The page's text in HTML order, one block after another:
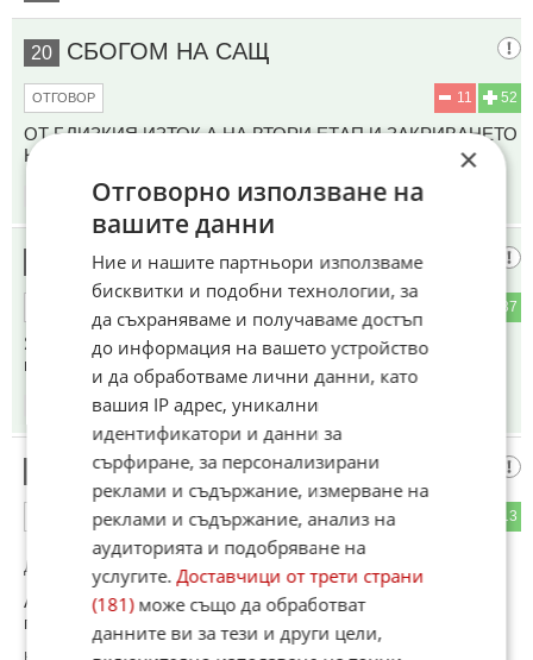
20 СБОГОМ НА САЩ
52
11
ОТГОВОР
ОТ БЛИЗКИЯ ИЗТОК,А НА ВТОРИ ЕТАП И ЗАКРИВАНЕТО
НА ДЪРЖАВАТА ИЗРАЕЛ. ДРУГА АЛТЕРНАТИВА НЯМА.
18.05.2026
Крайно време е
37
Янките да се приберат по домовете си! Вече никой не ги
иска а те насила се натискат...
18.05.2026
Хм Хм
13
ОТГОВОР
До коментар от "Пич":
А говори ли се, че Иран е изправил Земята и тя вече е
плоска?
×
Отговорно използване на
вашите данни
Ние и нашите партньори използваме
бисквитки и подобни технологии, за
да съхраняваме и получаваме достъп
до информация на вашето устройство
и да обработваме лични данни, като
вашия IP адрес, уникални
идентификатори и данни за
сърфиране, за персонализирани
реклами и съдържание, измерване на
реклами и съдържание, анализ на
аудиторията и подобряване на
услугите.Доставчици от трети страни
(181)може също да обработват
данните ви за тези и други цели,